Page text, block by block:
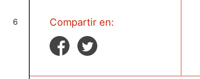
6 Compartir en: